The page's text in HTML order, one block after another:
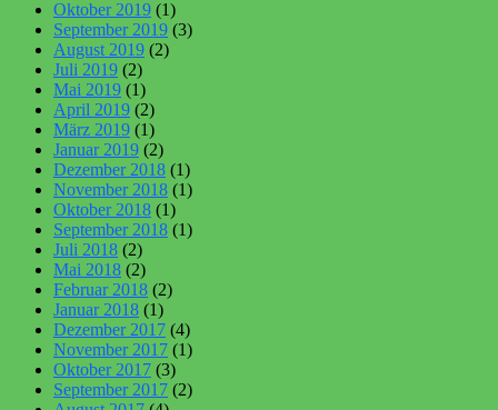
Oktober 2019 (1)
September 2019 (3)
August 2019 (2)
Juli 2019 (2)
Mai 2019 (1)
April 2019 (2)
März 2019 (1)
Januar 2019 (2)
Dezember 2018 (1)
November 2018 (1)
Oktober 2018 (1)
September 2018 (1)
Juli 2018 (2)
Mai 2018 (2)
Februar 2018 (2)
Januar 2018 (1)
Dezember 2017 (4)
November 2017 (1)
Oktober 2017 (3)
September 2017 (2)